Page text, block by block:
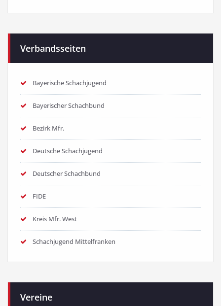
Verbandsseiten
Bayerische Schachjugend
Bayerischer Schachbund
Bezirk Mfr.
Deutsche Schachjugend
Deutscher Schachbund
FIDE
Kreis Mfr. West
Schachjugend Mittelfranken
Vereine